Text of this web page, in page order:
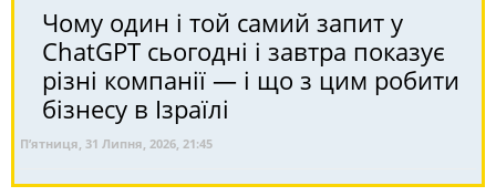
Чому один і той самий запит у
ChatGPT сьогодні і завтра показує
різні компанії — і що з цим робити
бізнесу в Ізраїлі
П’ятниця, 31 Липня, 2026, 21:45